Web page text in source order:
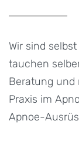
Wir sind
tauchen
Beratung und
Praxis im
Apnoe-